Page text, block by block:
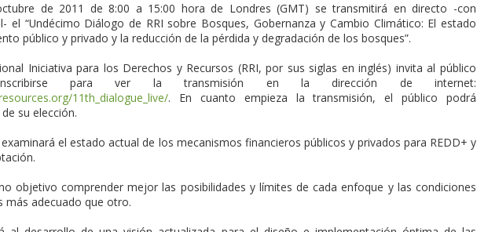
de 2011 de 8:00 a 15:00 hora de Londres (GMT) se transmitirá en directo -con
el “Undécimo Diálogo de RRI sobre Bosques, Gobernanza y Cambio Climático: El estado
público y privado y la reducción de la pérdida y degradación de los bosques”.
Iniciativa para los Derechos y Recursos (RRI, por sus siglas en inglés) invita al público
para ver la transmisión en la dirección de internet:
11th_dialogue_live/. En cuanto empieza la transmisión, el público podrá
su elección.
el estado actual de los mecanismos financieros públicos y privados para REDD+ y
objetivo comprender mejor las posibilidades y límites de cada enfoque y las condiciones
más adecuado que otro.